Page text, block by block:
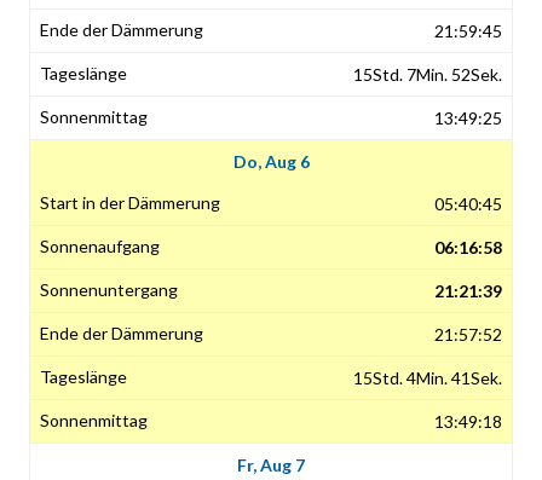
21:59:45
15Std. 7Min. 52Sek.
13:49:25
Do, Aug 6
05:40:45
06:16:58
21:21:39
21:57:52
15Std. 4Min. 41Sek.
13:49:18
Fr, Aug 7